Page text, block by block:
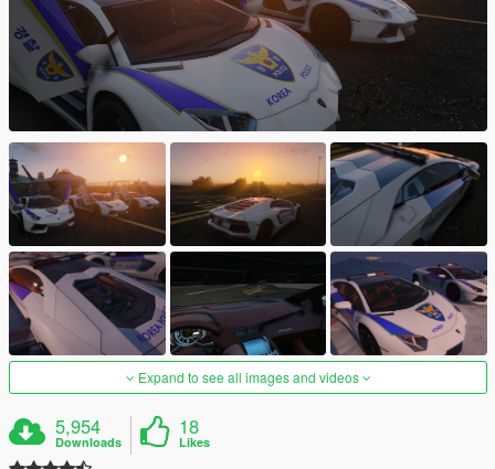
Expand to see all images and videos
5,954
Downloads
18
Likes